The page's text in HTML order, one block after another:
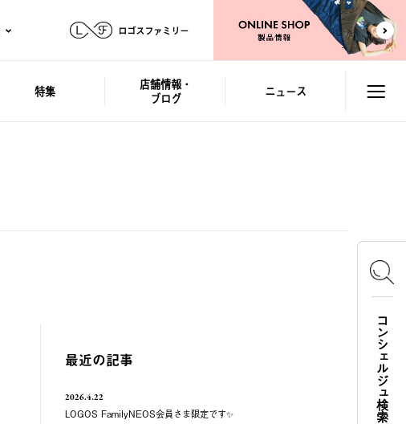
ロゴスファミリー
特集
店舗情報・
ブログ
ニュース
最近の記事
2026.4.22
LOGOS FamilyNEOS会員さま限定です✨
コンシェルジュ検索